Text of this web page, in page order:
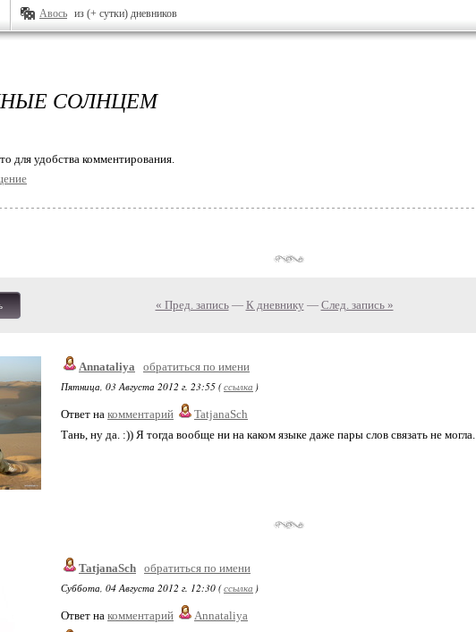
Авось из (+ сутки) дневников
СОЛНЦЕМ
для удобства комментирования.
« Пред. запись— К дневнику — След. запись »
Annataliya
обратиться по имени
Пятница, 03 Августа 2012 г. 23:55 (ссылка )
Ответ на комментарий
TatjanaSch
Тань, ну да. :)) Я тогда вообще ни на каком языке даже пары слов связать не могла.
TatjanaSch обратиться по имени
Суббота, 04 Августа 2012 г. 12:30 (ссылка )
Ответ на комментарий
Annataliya